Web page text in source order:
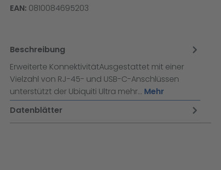
EAN: 0810084695203
Beschreibung
Erweiterte KonnektivitätAusgestattet mit einer
Vielzahl von RJ-45- und USB-C-Anschlüssen
unterstützt der Ubiquiti Ultra mehr… Mehr
Datenblätter